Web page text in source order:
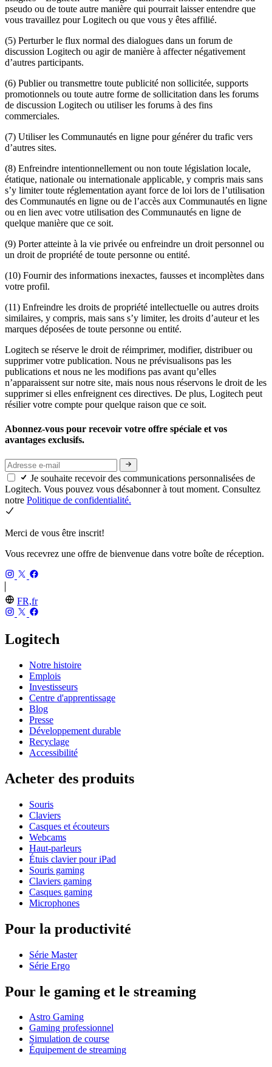
pseudo ou de toute autre manière qui pourrait laisser entendre que
vous travaillez pour Logitech ou que vous y êtes affilié.
(5) Perturber le flux normal des dialogues dans un forum de
discussion Logitech ou agir de manière à affecter négativement
d’autres participants.
(6) Publier ou transmettre toute publicité non sollicitée, supports
promotionnels ou toute autre forme de sollicitation dans les forums
de discussion Logitech ou utiliser les forums à des fins
commerciales.
(7) Utiliser les Communautés en ligne pour générer du trafic vers
d’autres sites.
(8) Enfreindre intentionnellement ou non toute législation locale,
étatique, nationale ou internationale applicable, y compris mais sans
s’y limiter toute réglementation ayant force de loi lors de l’utilisation
des Communautés en ligne ou de l’accès aux Communautés en ligne
ou en lien avec votre utilisation des Communautés en ligne de
quelque manière que ce soit.
(9) Porter atteinte à la vie privée ou enfreindre un droit personnel ou
un droit de propriété de toute personne ou entité.
(10) Fournir des informations inexactes, fausses et incomplètes dans
votre profil.
(11) Enfreindre les droits de propriété intellectuelle ou autres droits
similaires, y compris, mais sans s’y limiter, les droits d’auteur et les
marques déposées de toute personne ou entité.
Logitech se réserve le droit de réimprimer, modifier, distribuer ou
supprimer votre publication. Nous ne prévisualisons pas les
publications et nous ne les modifions pas avant qu’elles
n’apparaissent sur notre site, mais nous nous réservons le droit de les
supprimer si elles enfreignent ces directives. De plus, Logitech peut
résilier votre compte pour quelque raison que ce soit.
Abonnez-vous pour recevoir votre offre spéciale et vos
avantages exclusifs.
Je souhaite recevoir des communications personnalisées de
Logitech. Vous pouvez vous désabonner à tout moment. Consultez
notre Politique de confidentialité.
Merci de vous être inscrit!
Vous recevrez une offre de bienvenue dans votre boîte de réception.
FR,fr
Logitech
Notre histoire
Emplois
Investisseurs
Centre d'apprentissage
Blog
Presse
Développement durable
Recyclage
Accessibilité
Acheter des produits
Souris
Claviers
Casques et écouteurs
Webcams
Haut-parleurs
Étuis clavier pour iPad
Souris gaming
Claviers gaming
Casques gaming
Microphones
Pour la productivité
Série Master
Série Ergo
Pour le gaming et le streaming
Astro Gaming
Gaming professionnel
Simulation de course
Équipement de streaming